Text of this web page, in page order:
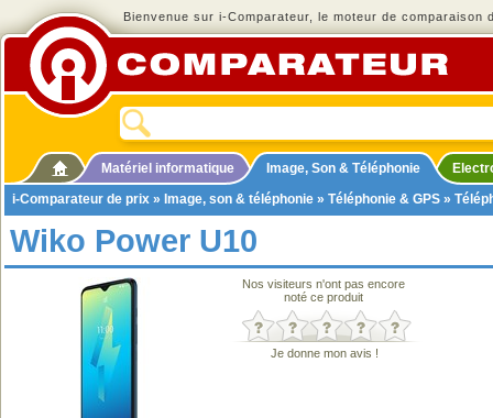
Bienvenue sur i-Comparateur, le moteur de comparaison
Matériel informatique Image, Son & Téléphonie
i-Comparateur de prix » Image, son & téléphonie » Téléphonie & GPS »
Wiko Power U10
Nos visiteurs n'ont pas encore
noté ce produit
Je donne mon avis !